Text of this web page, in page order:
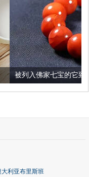
它到底有多美？
利亚布里斯班